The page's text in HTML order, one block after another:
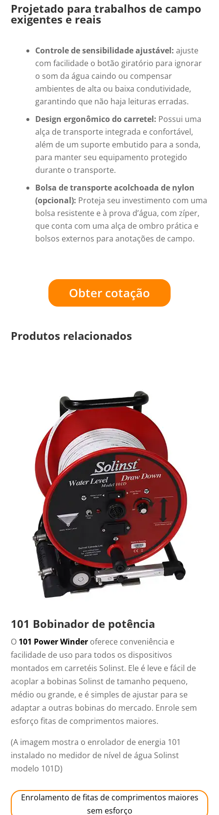
Projetado para trabalhos de campo
exigentes e reais
Controle de sensibilidade ajustável: ajuste
com facilidade o botão giratório para ignorar
o som da água caindo ou compensar
ambientes de alta ou baixa condutividade,
garantindo que não haja leituras erradas.
Design ergonômico do carretel: Possui uma
alça de transporte integrada e confortável,
além de um suporte embutido para a sonda,
para manter seu equipamento protegido
durante o transporte.
Bolsa de transporte acolchoada de nylon
(opcional): Proteja seu investimento com uma
bolsa resistente e à prova d’água, com zíper,
que conta com uma alça de ombro prática e
bolsos externos para anotações de campo.
Obter cotação
Produtos relacionados
101 Bobinador de potência
O 101 Power Winder oferece conveniência e
facilidade de uso para todos os dispositivos
montados em carretéis Solinst. Ele é leve e fácil de
acoplar a bobinas Solinst de tamanho pequeno,
médio ou grande, e é simples de ajustar para se
adaptar a outras bobinas do mercado. Enrole sem
esforço fitas de comprimentos maiores.
(A imagem mostra o enrolador de energia 101
instalado no medidor de nível de água Solinst
modelo 101D)
Enrolamento de fitas de comprimentos maiores
sem esforço